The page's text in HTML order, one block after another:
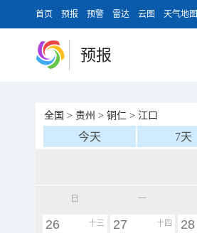
首页 预报 预警 雷达 云图 天气地图
预报
全国 > 贵州 > 铜仁 > 江口
今天 7天
日 一
十三
26 十四
27 28